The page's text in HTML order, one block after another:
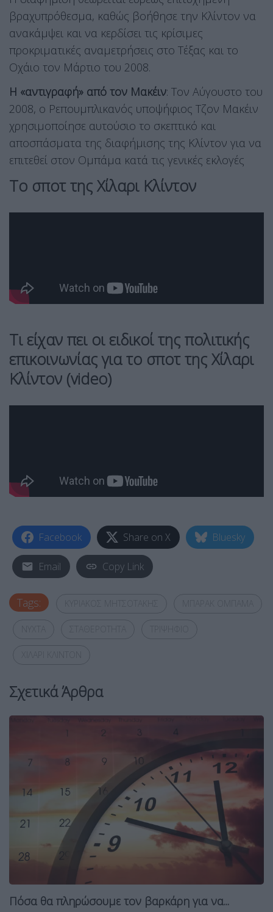
βραχυπρόθεσμα, καθώς βοήθησε την Κλίντον να
ανακάμψει και να κερδίσει τις κρίσιμες
προκριματικές αναμετρήσεις στο Τέξας και το
Οχάιο τον Μάρτιο του 2008.
Η «αντιγραφή» από τον Μακέιν: Τον Αύγουστο του
2008, ο Ρεπουμπλικανός υποψήφιος Τζον Μακέιν
χρησιμοποίησε αυτούσιο το σκεπτικό και
αποσπάσματα της διαφήμισης της Κλίντον για να
επιτεθεί στον Ομπάμα κατά τις γενικές εκλογές
Το σποτ της Χίλαρι Κλίντον
Τι είχαν πει οι ειδικοί της πολιτικής
επικοινωνίας για το σποτ της Χίλαρι
Κλίντον (video)
Facebook Share on X Bluesky
Email Copy Link
Tags:
Σχετικά Άρθρα
Πόσα θα πληρώσουμε τον βαρκάρη για να...